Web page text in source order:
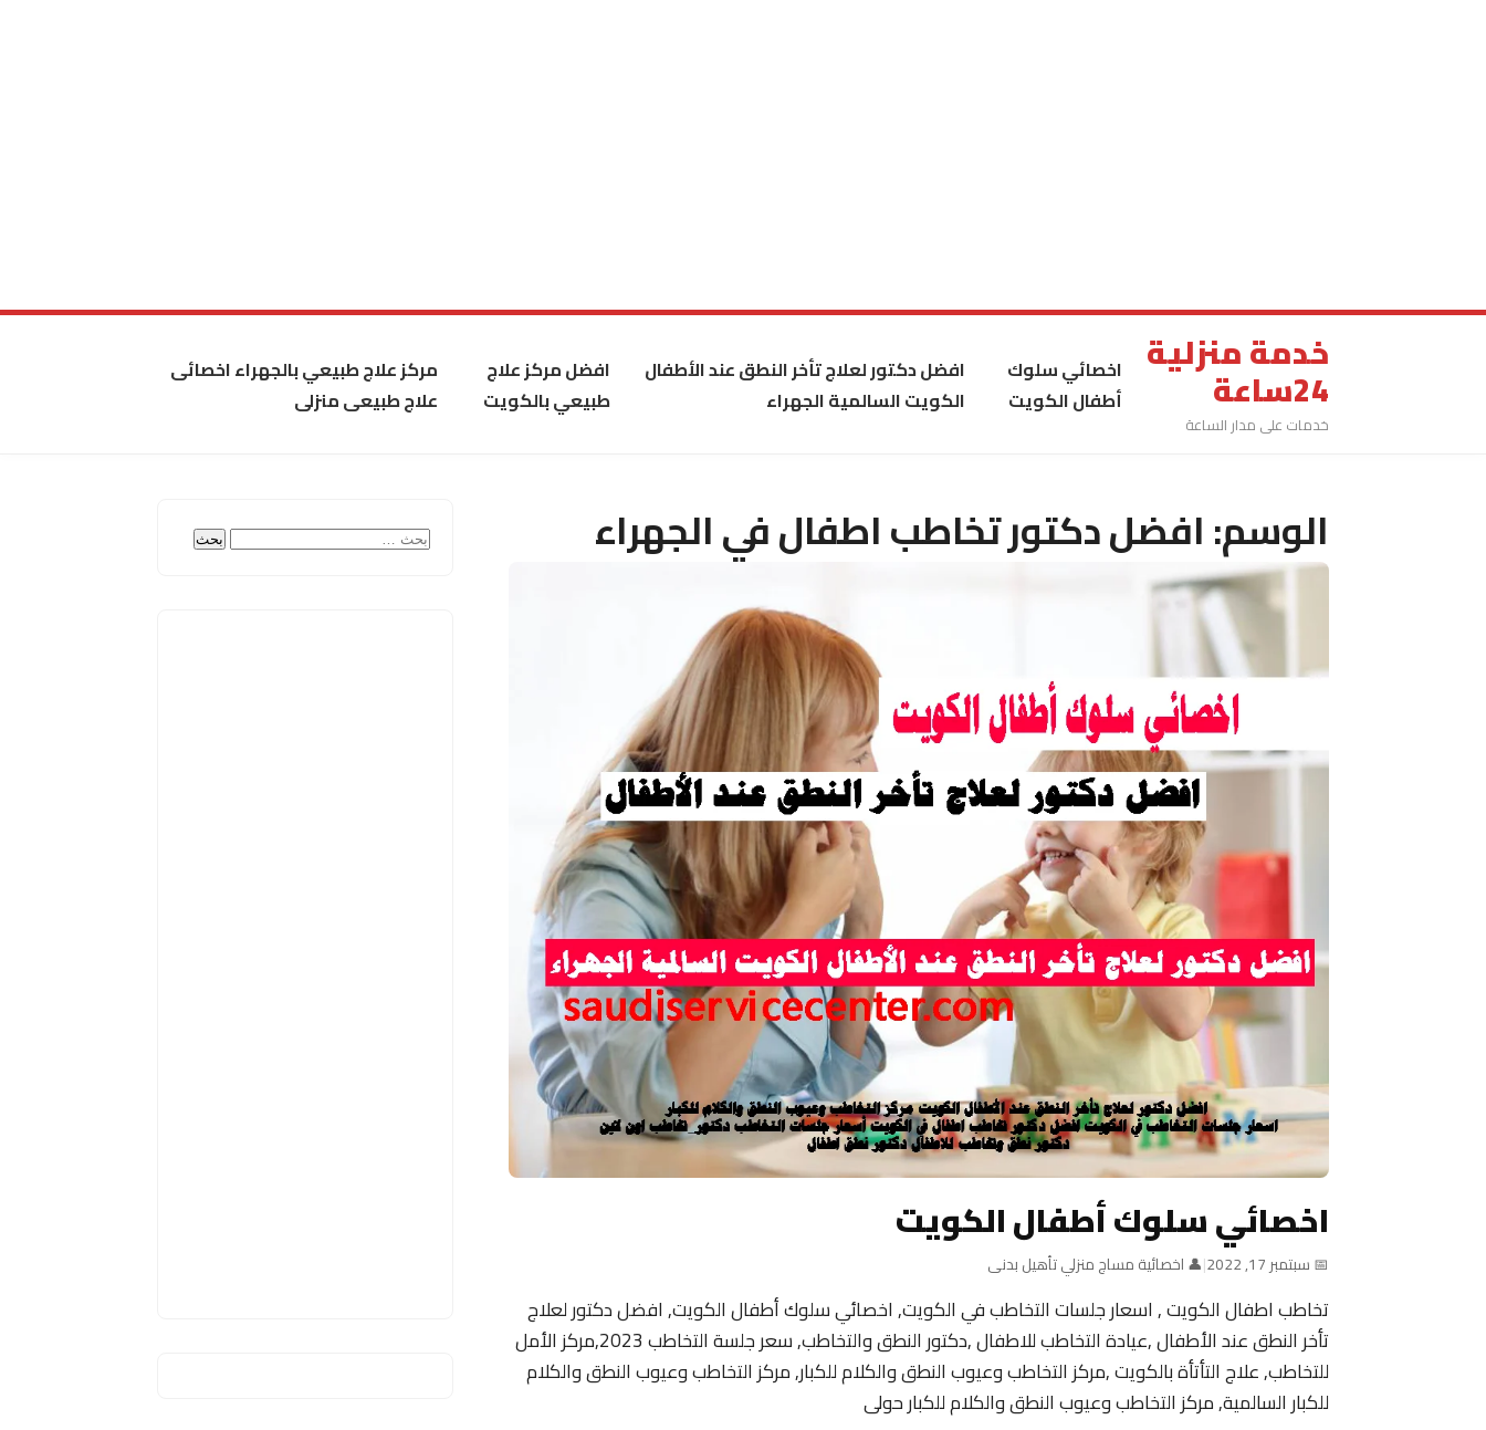
خدمة منزلية
24ساعة
خدمات على مدار الساعة
اخصائي سلوك
أطفال الكويت
افضل دكتور لعلاج تأخر النطق عند الأطفال
الكويت السالمية الجهراء
افضل مركز علاج
طبيعي بالكويت
مركز علاج طبيعي بالجهراء اخصائى
علاج طبيعى منزلى
الوسم:افضل دكتور تخاطب اطفال في الجهراء
اخصائي سلوك أطفال الكويت
📅 سبتمبر 17, 2022 |👤 اخصائية مساج منزلي تأهيل بدنى
تخاطب اطفال الكويت , اسعار جلسات التخاطب في الكويت, اخصائي سلوك أطفال الكويت, افضل دكتور لعلاج
تأخر النطق عند الأطفال ,عيادة التخاطب للاطفال ,دكتور النطق والتخاطب, سعر جلسة التخاطب 2023,مركز الأمل
للتخاطب, علاج التأتأة بالكويت ,مركز التخاطب وعيوب النطق والكلام للكبار, مركز التخاطب وعيوب النطق والكلام
للكبار السالمية, مركز التخاطب وعيوب النطق والكلام للكبار حولى
البحث